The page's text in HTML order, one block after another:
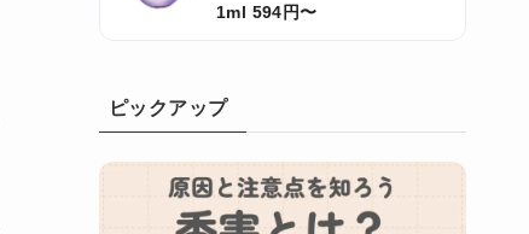
1ml 594円〜
ピックアップ